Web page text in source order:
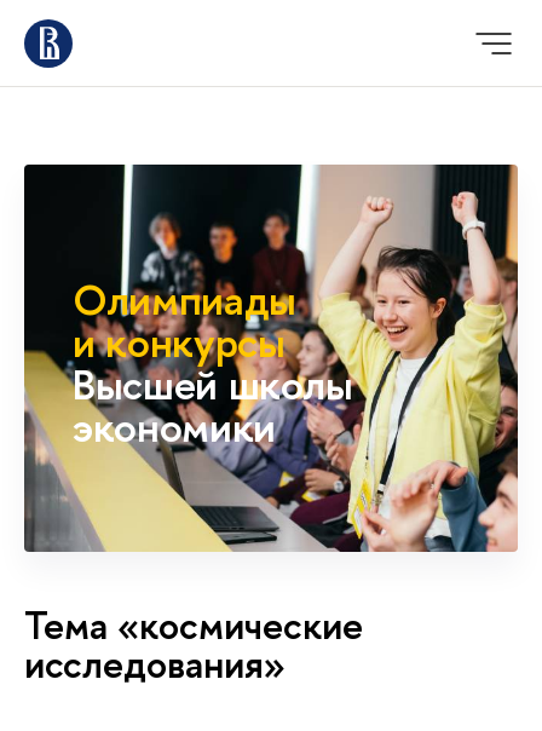
Олимпиады
и конкурсы
Высшей школы
экономики
Тема «космические
исследования»